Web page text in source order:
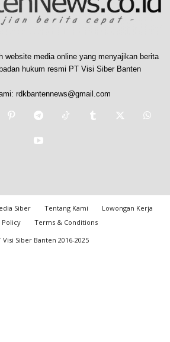
website media online yang menyajikan berita
hukum resmi PT Visi Siber Banten
rdkbantennews@gmail.com
Siber Tentang Kami
Lowongan Kerja
Policy
Terms & Conditions
Visi Siber Banten 2016-2025